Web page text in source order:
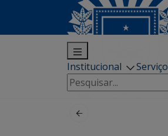
Institucional
Pesquisar
por: